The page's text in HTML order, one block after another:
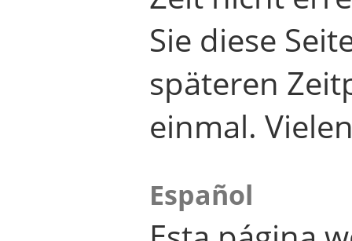
Sie diese
späteren
einmal.
Español